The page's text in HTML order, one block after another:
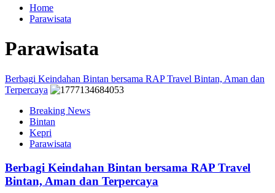
Home
Parawisata
Parawisata
Berbagi Keindahan Bintan bersama RAP Travel Bintan, Aman dan
Terpercaya
Breaking News
Bintan
Kepri
Parawisata
Berbagi Keindahan Bintan bersama RAP Travel
Bintan, Aman dan Terpercaya